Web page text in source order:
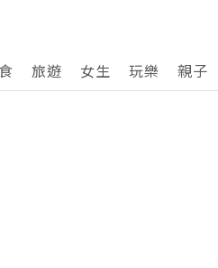
旅遊 女生 玩樂 親子